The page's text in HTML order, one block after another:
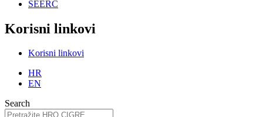
SEERC
Korisni linkovi
Korisni linkovi
HR
EN
Search